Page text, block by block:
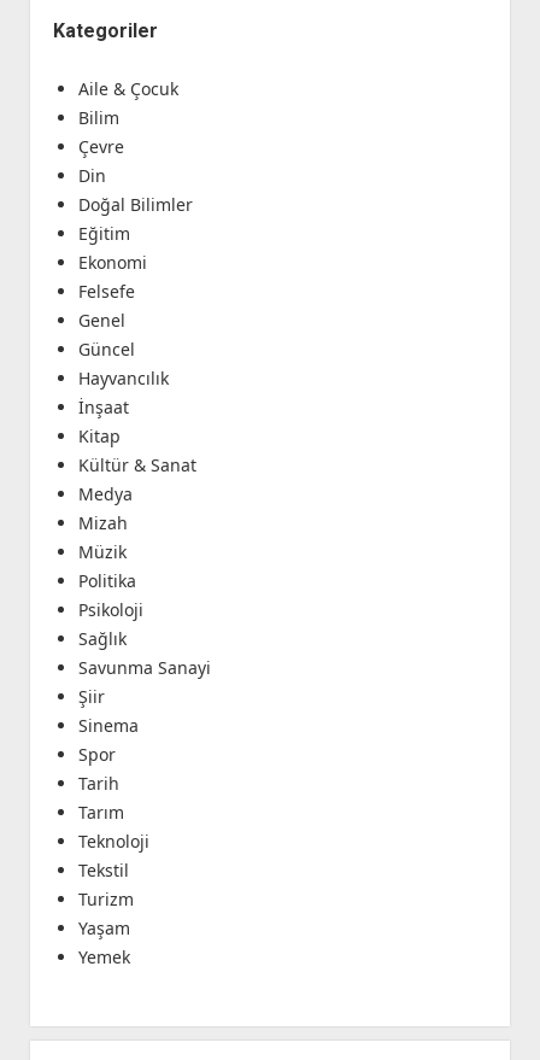
Kategoriler
Aile & Çocuk
Bilim
Çevre
Din
Doğal Bilimler
Eğitim
Ekonomi
Felsefe
Genel
Güncel
Hayvancılık
İnşaat
Kitap
Kültür & Sanat
Medya
Mizah
Müzik
Politika
Psikoloji
Sağlık
Savunma Sanayi
Şiir
Sinema
Spor
Tarih
Tarım
Teknoloji
Tekstil
Turizm
Yaşam
Yemek